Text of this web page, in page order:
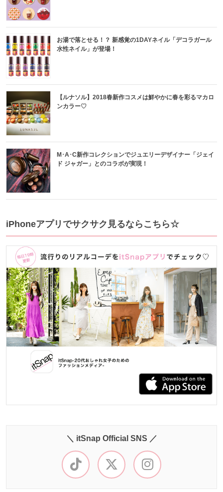
お湯で落とせる！？ 新感覚の1DAYネイル「デコラガール
水性ネイル」が登場！
【ルナソル】2018春新作コスメは鮮やかに春を彩るマカロ
ンカラー♡
M･A･C新作コレクションでジュエリーデザイナー「ジェイ
ド ジャガー」とのコラボが実現！
iPhoneアプリでサクサク見るならこちら☆
＼ itSnap Official SNS ／